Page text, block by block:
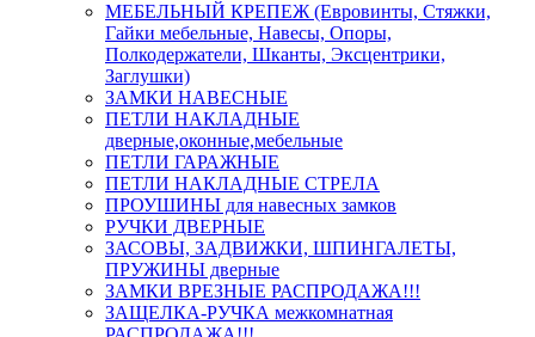
МЕБЕЛЬНЫЙ КРЕПЕЖ (Евровинты, Стяжки,
Гайки мебельные, Навесы, Опоры,
Полкодержатели, Шканты, Эксцентрики,
Заглушки)
ЗАМКИ НАВЕСНЫЕ
ПЕТЛИ НАКЛАДНЫЕ
дверные,оконные,мебельные
ПЕТЛИ ГАРАЖНЫЕ
ПЕТЛИ НАКЛАДНЫЕ СТРЕЛА
ПРОУШИНЫ для навесных замков
РУЧКИ ДВЕРНЫЕ
ЗАСОВЫ, ЗАДВИЖКИ, ШПИНГАЛЕТЫ,
ПРУЖИНЫ дверные
ЗАМКИ ВРЕЗНЫЕ РАСПРОДАЖА!!!
ЗАЩЕЛКА-РУЧКА межкомнатная